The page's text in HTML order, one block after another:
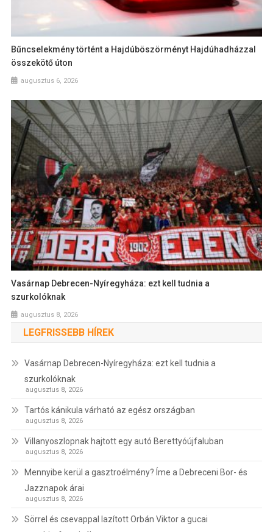
Bűncselekmény történt a Hajdúböszörményt Hajdúhadházzal
összekötő úton
augusztus 6, 2026
Vasárnap Debrecen-Nyíregyháza: ezt kell tudnia a
szurkolóknak
augusztus 8, 2026
LEGFRISSEBB HÍREK
Vasárnap Debrecen-Nyíregyháza: ezt kell tudnia a
szurkolóknak
augusztus 8, 2026
Tartós kánikula várható az egész országban
augusztus 8, 2026
Villanyoszlopnak hajtott egy autó Berettyóújfaluban
augusztus 8, 2026
Mennyibe kerül a gasztroélmény? Íme a Debreceni Bor- és
Jazznapok árai
augusztus 8, 2026
Sörrel és csevappal lazított Orbán Viktor a gucai